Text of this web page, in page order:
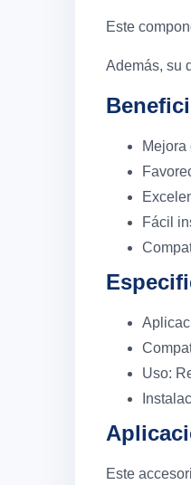
Este
Además, su
Mejora
Fácil
Uso:
Este